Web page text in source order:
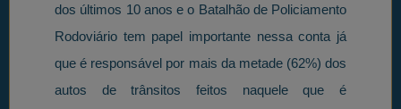
dos últimos 10 anos e o Batalhão de Policiamento
Rodoviário tem papel importante nessa conta já
que é responsável por mais da metade (62%) dos
autos de trânsitos feitos naquele que é